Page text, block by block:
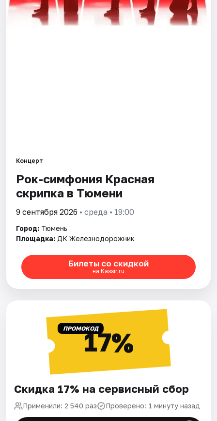
Площадки
Концерт
Рок-симфония Красная
скрипка в Тюмени
9 сентября 2026 • среда • 19:00
Город: Тюмень
Площадка: ДК Железнодорожник
Билеты со скидкой
на Kassir.ru
ПРОМОКОД17%
Скидка 17% на сервисный сбор
Применили: 2 540 раз Проверено: 1 минуту назад